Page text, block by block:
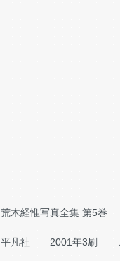
荒木経惟写真全集 第5巻
平凡社 2001年3刷